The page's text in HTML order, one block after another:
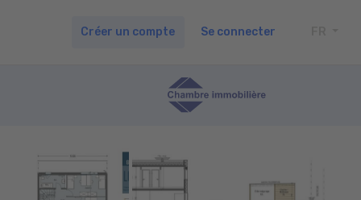
Créer un compte Se connecter